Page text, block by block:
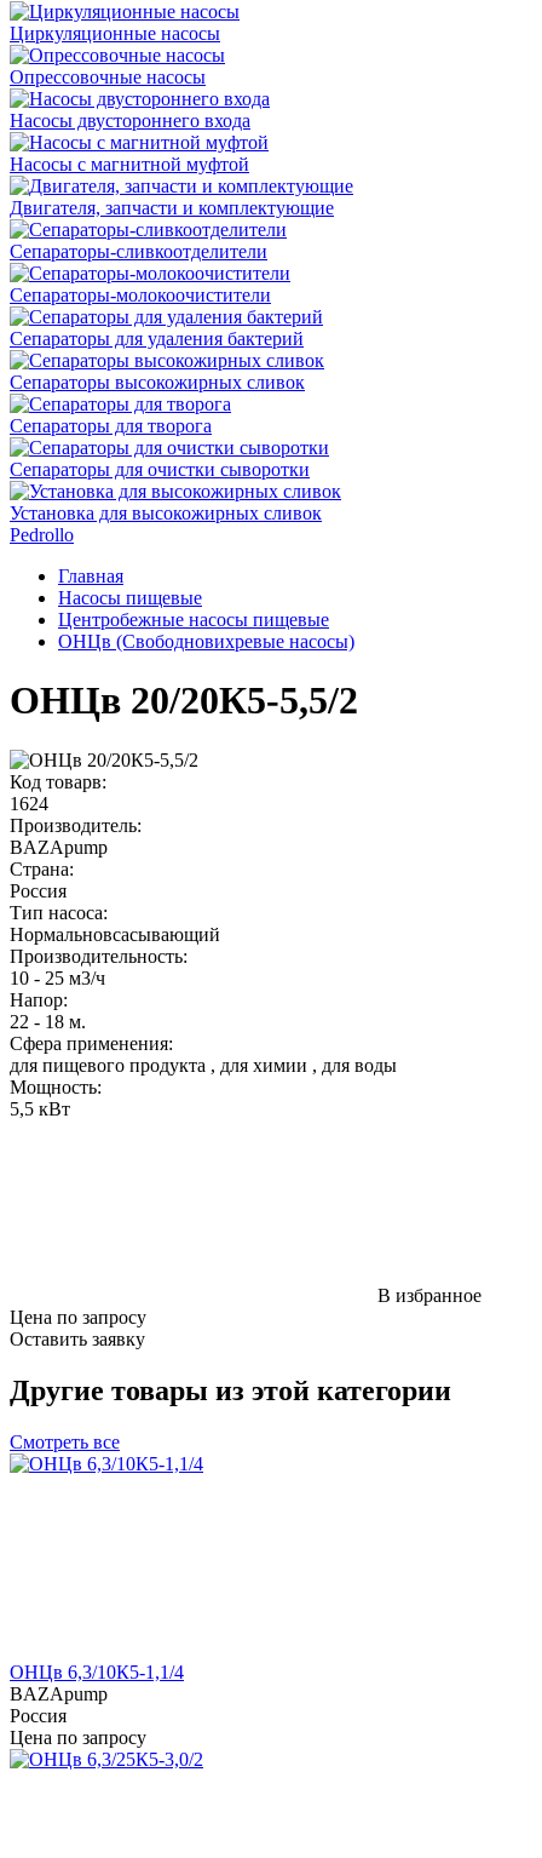
Циркуляционные насосы
Опрессовочные насосы
Насосы двустороннего входа
Насосы с магнитной муфтой
Двигателя, запчасти и комплектующие
Сепараторы-сливкоотделители
Сепараторы-молокоочистители
Сепараторы для удаления бактерий
Сепараторы высокожирных сливок
Сепараторы для творога
Сепараторы для очистки сыворотки
Установка для высокожирных сливок
Pedrollo
Главная
Насосы пищевые
Центробежные насосы пищевые
ОНЦв (Свободновихревые насосы)
ОНЦв 20/20К5-5,5/2
Код товарв:
1624
Производитель:
BAZApump
Страна:
Россия
Тип насоса:
Нормальновсасывающий
Производительность:
10 - 25 м3/ч
Напор:
22 - 18 м.
Сфера применения:
для пищевого продукта , для химии , для воды
Мощность:
5,5 кВт
В избранное
Цена по запросу
Оставить заявку
Другие товары из этой категории
Смотреть все
ОНЦв 6,3/10К5-1,1/4
BAZApump
Россия
Цена по запросу